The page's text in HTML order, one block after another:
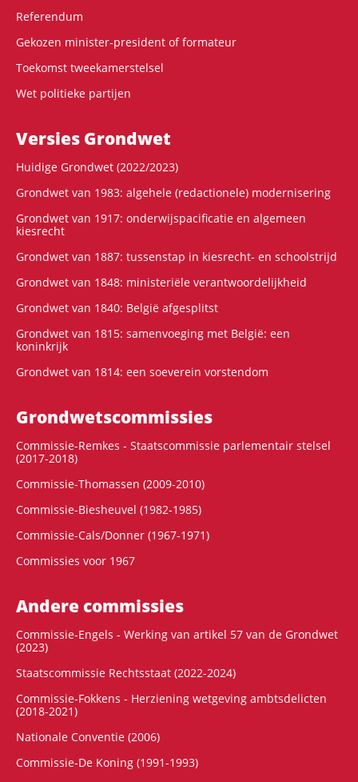
Referendum
Gekozen minister-president of formateur
Toekomst tweekamerstelsel
Wet politieke partijen
Versies Grondwet
Huidige Grondwet (2022/2023)
Grondwet van 1983: algehele (redactionele) modernisering
Grondwet van 1917: onderwijspacificatie en algemeen
kiesrecht
Grondwet van 1887: tussenstap in kiesrecht- en schoolstrijd
Grondwet van 1848: ministeriële verantwoordelijkheid
Grondwet van 1840: België afgesplitst
Grondwet van 1815: samenvoeging met België: een
koninkrijk
Grondwet van 1814: een soeverein vorstendom
Grondwets­commissies
Commissie-Remkes - Staatscommissie parlementair stelsel
(2017-2018)
Commissie-Thomassen (2009-2010)
Commissie-Biesheuvel (1982-1985)
Commissie-Cals/Donner (1967-1971)
Commissies voor 1967
Andere commissies
Commissie-Engels - Werking van artikel 57 van de Grondwet
(2023)
Staatscommissie Rechtsstaat (2022-2024)
Commissie-Fokkens - Herziening wetgeving ambtsdelicten
(2018-2021)
Nationale Conventie (2006)
Commissie-De Koning (1991-1993)